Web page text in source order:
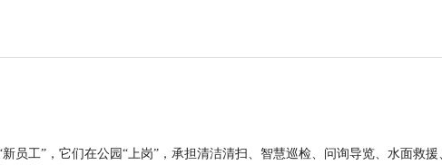
员工”，它们在公园“上岗”，承担清洁清扫、智慧巡检、问询导览、水面救援